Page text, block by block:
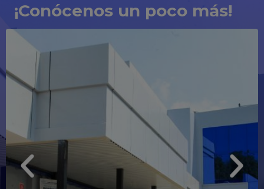
¡Conócenos un poco más!